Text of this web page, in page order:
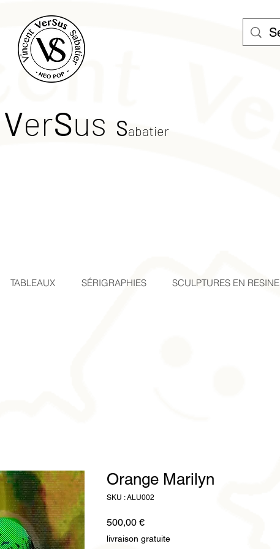
VerSus Sabatier
TABLEAUX SÉRIGRAPHIES SCULPTURES EN RESINE
Orange Marilyn
SKU : ALU002
500,00 €Prix
livraison gratuite